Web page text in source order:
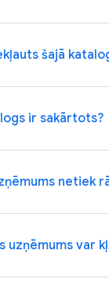
šajā
ir sakārtots?
netiek
uzņēmums var